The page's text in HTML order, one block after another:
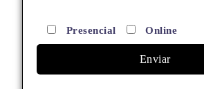
Presencial Online